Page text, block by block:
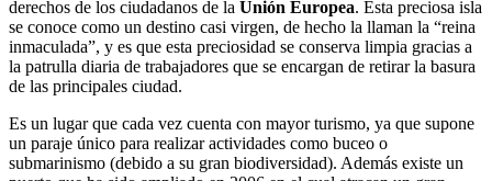
derechos de los ciudadanos de la Unión Europea. Esta preciosa isla
se conoce como un destino casi virgen, de hecho la llaman la “reina
inmaculada”, y es que esta preciosidad se conserva limpia gracias a
la patrulla diaria de trabajadores que se encargan de retirar la basura
de las principales ciudad.
Es un lugar que cada vez cuenta con mayor turismo, ya que supone
un paraje único para realizar actividades como buceo o
submarinismo (debido a su gran biodiversidad). Además existe un